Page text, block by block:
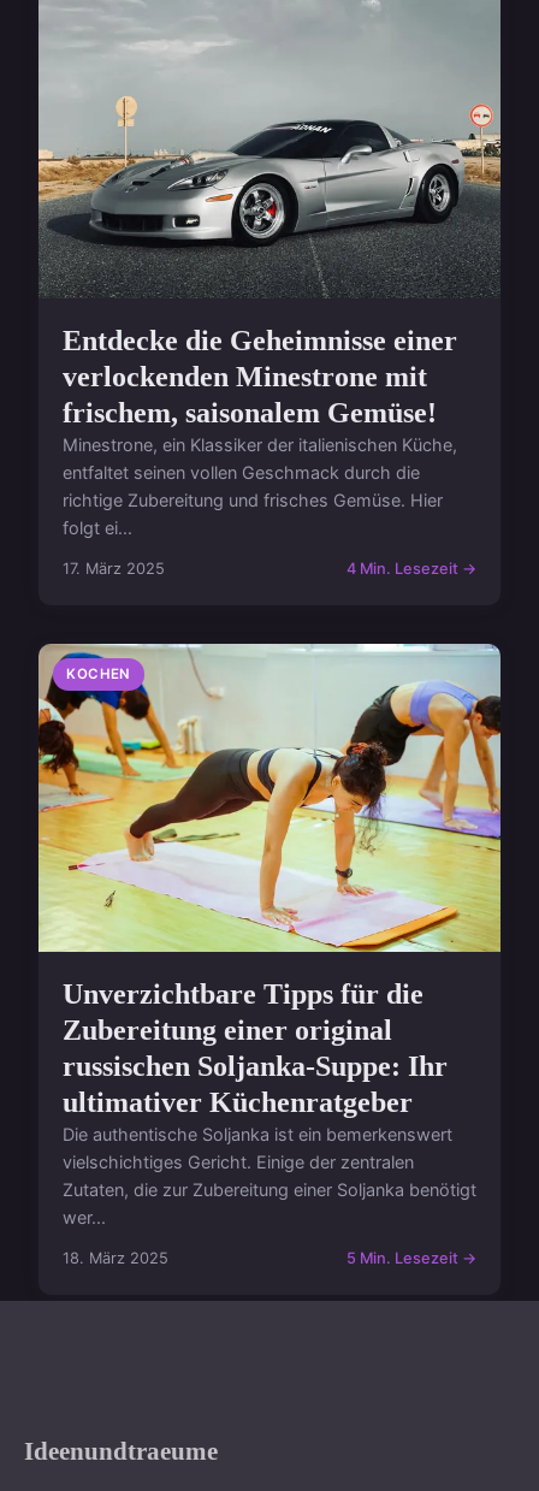
Entdecke die Geheimnisse einer
verlockenden Minestrone mit
frischem, saisonalem Gemüse!
Minestrone, ein Klassiker der italienischen Küche,
entfaltet seinen vollen Geschmack durch die
richtige Zubereitung und frisches Gemüse. Hier
folgt ei...
17. März 2025 4 Min. Lesezeit →
KOCHEN
Unverzichtbare Tipps für die
Zubereitung einer original
russischen Soljanka-Suppe: Ihr
ultimativer Küchenratgeber
Die authentische Soljanka ist ein bemerkenswert
vielschichtiges Gericht. Einige der zentralen
Zutaten, die zur Zubereitung einer Soljanka benötigt
wer...
18. März 2025 5 Min. Lesezeit →
Ideenundtraeume